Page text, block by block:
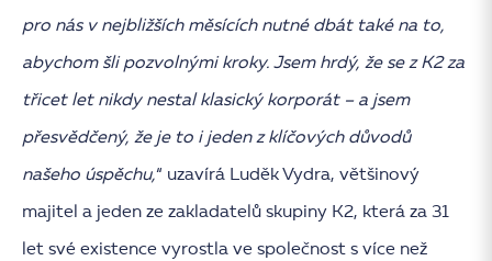
pro nás v nejbližších měsících nutné dbát také na to,
abychom šli pozvolnými kroky. Jsem hrdý, že se z K2 za
třicet let nikdy nestal klasický korporát – a jsem
přesvědčený, že je to i jeden z klíčových důvodů
našeho úspěchu,“ uzavírá Luděk Vydra, většinový
majitel a jeden ze zakladatelů skupiny K2, která za 31
let své existence vyrostla ve společnost s více než